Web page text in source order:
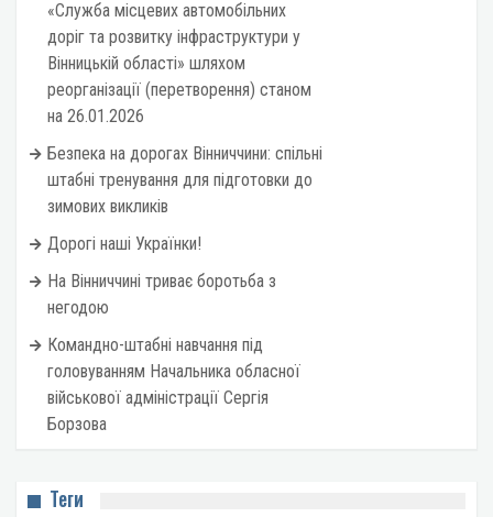
«Служба місцевих автомобільних
доріг та розвитку інфраструктури у
Вінницькій області» шляхом
реорганізації (перетворення) станом
на 26.01.2026
Безпека на дорогах Вінниччини: спільні
штабні тренування для підготовки до
зимових викликів
Дорогі наші Українки!
На Вінниччині триває боротьба з
негодою
Командно-штабні навчання під
головуванням Начальника обласної
військової адміністрації Сергія
Борзова
Теги